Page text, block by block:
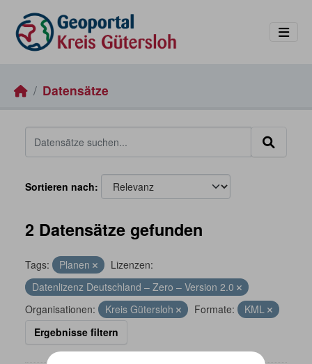
Datensätze
Sortieren nach
2 Datensätze gefunden
Tags: Planen
Lizenzen:
Datenlizenz Deutschland – Zero – Version 2.0
Organisationen:
Kreis Gütersloh Formate:
KML
Ergebnisse filtern